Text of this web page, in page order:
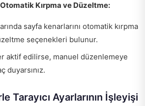
Kırpma ve Düzeltme:
sayfa kenarlarını otomatik kırpma
seçenekleri bulunur.
aktif edilirse, manuel düzenlemeye
duyarsınız.
Tarayıcı Ayarlarının İşleyişi